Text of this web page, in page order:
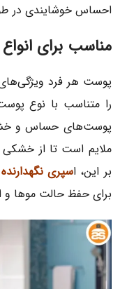
احساس خوشایندی در
مناسب برای
پوست هر فرد
را متناسب با نوع
پوست‌های حساس و خشک
ملایم است تا از
بر این، اسپری
برای حفظ حالت موها و